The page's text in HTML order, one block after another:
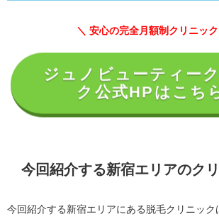
＼ 安心の完全月額制クリニッ
ジュノビューティー
ク公式HPはこち
今回紹介する新宿エリアのク
今回紹介する新宿エリアにある脱毛クリニック